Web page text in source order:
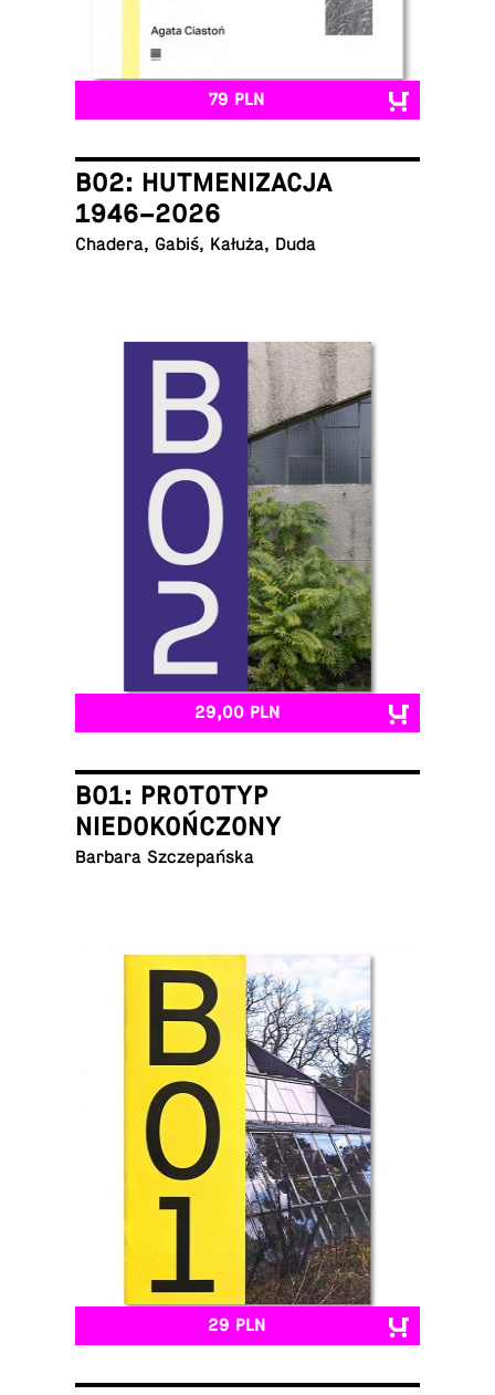
79 PLN
B02: HUTMENIZACJA
1946–2026
Chadera, Gabiś, Kałuża, Duda
29,00 PLN
B01: PROTOTYP
NIEDOKOŃCZONY
Barbara Szczepańska
29 PLN